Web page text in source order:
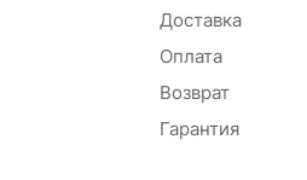
Доставка
Оплата
Возврат
Гарантия